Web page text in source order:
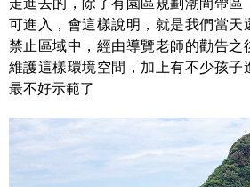
走進去的，除了有園區規劃潮間帶區
可進入，會這樣說明，就是我們當天
禁止區域中，經由導覽老師的勸告之
維護這樣環境空間，加上有不少孩子
最不好示範了